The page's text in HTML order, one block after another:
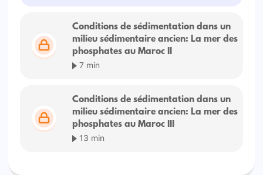
Conditions de sédimentation dans un
milieu sédimentaire ancien: La mer des
phosphates au Maroc II
7 min
Conditions de sédimentation dans un
milieu sédimentaire ancien: La mer des
phosphates au Maroc III
13 min